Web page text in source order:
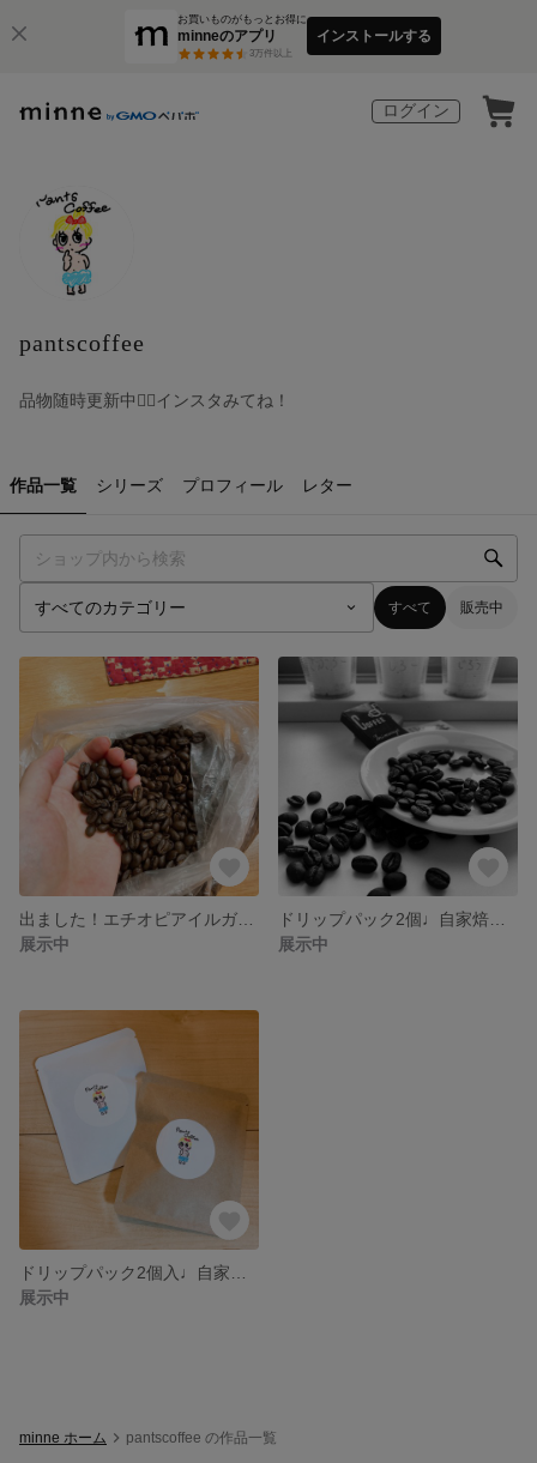
お買いものがもっとお得に
minneのアプリ
3万件以上
インストールする
ログイン
pantscoffee
品物随時更新中❤️‍🔥インスタみてね！
作品一覧 シリーズ プロフィール レター
すべて 販売中
展示中
展示中
展示中
minne ホーム pantscoffee の作品一覧